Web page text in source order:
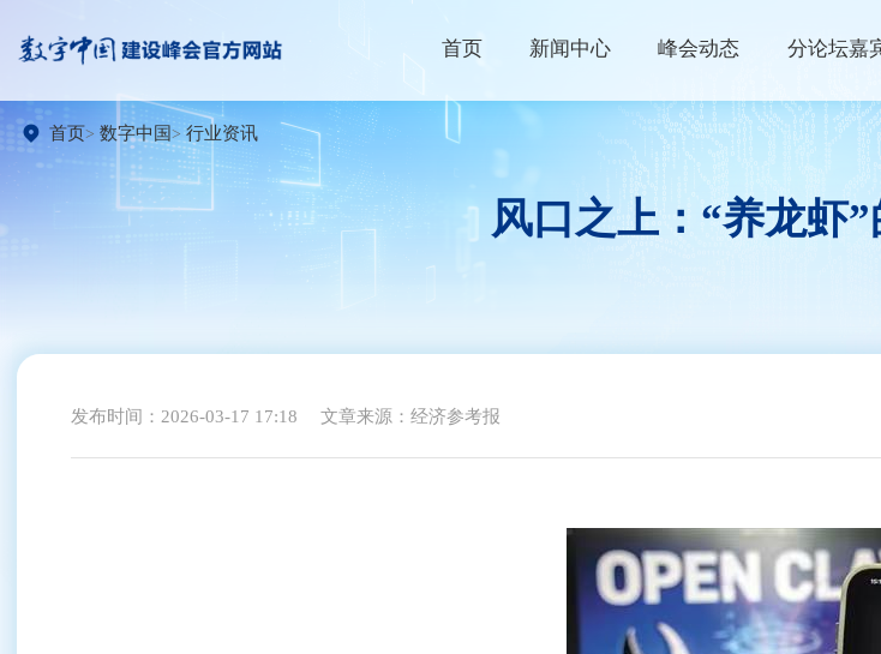
首页 新闻中心
视频播报
峰会动态
峰会论坛
创新大赛
主宾省
分论坛嘉
首页 数字中国 行业资讯
风口之上：“养龙虾
发布时间：2026-03-17 17:18 文章来源：经济参考报